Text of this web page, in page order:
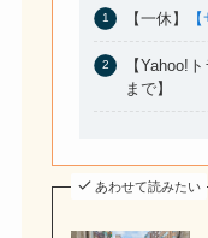
【一休】
【Yahoo!ト
まで】
あわせて読みたい